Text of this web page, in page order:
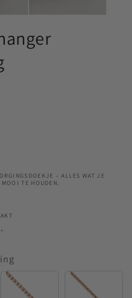
– ALLES WAT JE
TE HOUDEN.
Venetian